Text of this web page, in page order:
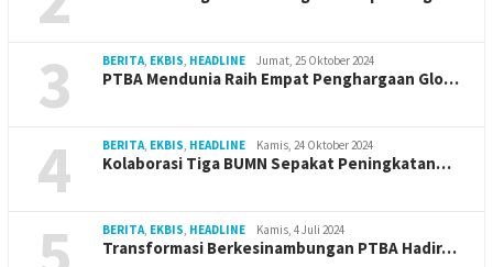
3 BERITA EKBIS HEADLINE Jumat, 25 Oktober 2024
PTBA Mendunia Raih Empat Penghargaan Glo…
4 BERITA EKBIS HEADLINE Kamis, 24 Oktober 2024
Kolaborasi Tiga BUMN Sepakat Peningkatan…
BERITA EKBIS HEADLINE Kamis, 4 Juli 2024
Transformasi Berkesinambungan PTBA Hadir…